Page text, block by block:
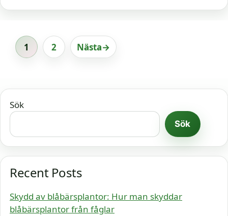
Sida
1 Sida
2 Nästa→
Sök
Sök
Recent Posts
Skydd av blåbärsplantor: Hur man skyddar
blåbärsplantor från fåglar